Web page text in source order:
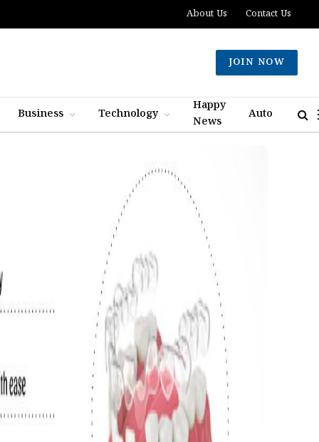
About Us Contact Us
JOIN NOW
Business Technology
Happy
News
Auto